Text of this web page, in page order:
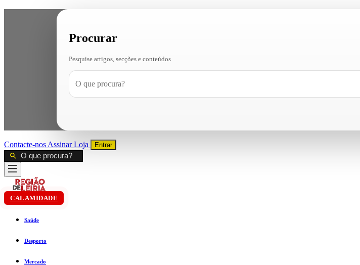
Procurar
Pesquise artigos, secções e conteúdos
Contacte-nos AssinarLoja Entrar
CALAMIDADE
Saúde
Desporto
Mercado